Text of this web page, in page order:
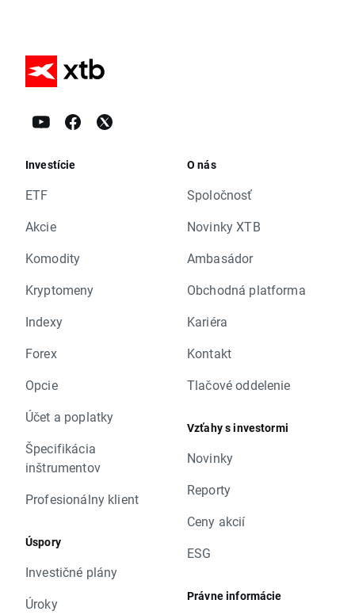
Investície
ETF
Akcie
Komodity
Kryptomeny
Indexy
Forex
Opcie
Účet a poplatky
Špecifikácia
inštrumentov
Profesionálny klient
Úspory
Investičné plány
Úroky
O nás
Spoločnosť
Novinky XTB
Ambasádor
Obchodná platforma
Kariéra
Kontakt
Tlačové oddelenie
Vzťahy s investormi
Novinky
Reporty
Ceny akcií
ESG
Právne informácie